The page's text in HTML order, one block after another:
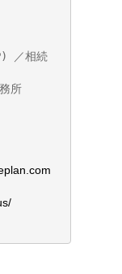
／相続
ー
所